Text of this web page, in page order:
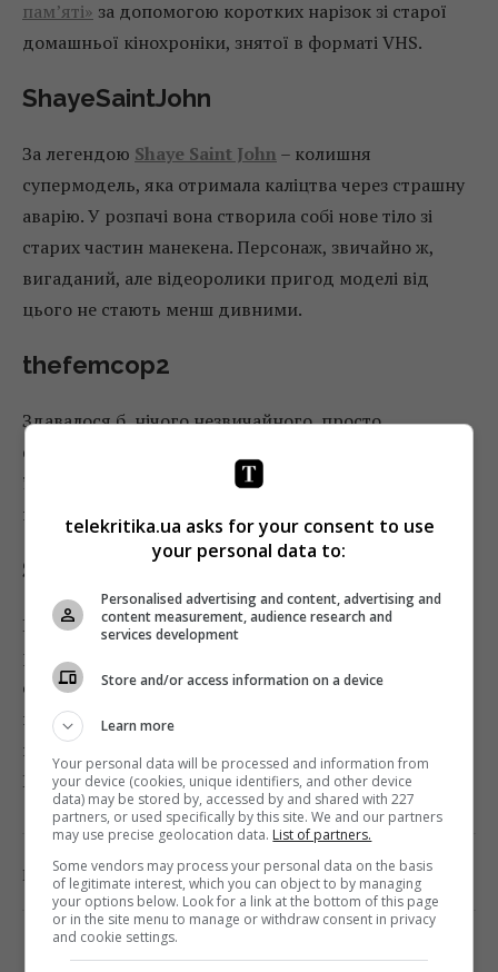
пам’яті» за допомогою коротких нарізок зі старої
домашньої кінохроніки, знятої в форматі VHS.
ShayeSaintJohn
За легендою Shaye Saint John – колишня
супермодель, яка отримала каліцтва через страшну
аварію. У розпачі вона створила собі нове тіло зі
старих частин манекена. Персонаж, звичайно ж,
вигаданий, але відеоролики пригод моделі від
цього не стають менш дивними.
thefemcop2
Здавалося б, нічого незвичайного, просто
фрагменти з різних фільмів і серіалів. Але об’єднує
їх одне – кожен епізод пов’язаний із вбивством або
нападом на жінку-поліцейського.
SurpriseToys
На десерт я залишила для васканал, присвячений
розпакуванню яєць «Кіндер-сюрприз». Звучить так
собі, поки не з’ясовуєш головне – кількість
переглядів роликів. Наприклад, у відео, яке я вам
пропоную, їх більше 792 мільйонів.
Приємного перегляду!
Поділитись: Facebook Twitter 0
telekritika.ua asks for your consent to use
your personal data to:
Personalised advertising and content, advertising and
content measurement, audience research and
services development
Store and/or access information on a device
Learn more
Your personal data will be processed and information from
your device (cookies, unique identifiers, and other device
data) may be stored by, accessed by and shared with 227
partners, or used specifically by this site. We and our partners
may use precise geolocation data. List of partners.
Some vendors may process your personal data on the basis
of legitimate interest, which you can object to by managing
your options below. Look for a link at the bottom of this page
or in the site menu to manage or withdraw consent in privacy
and cookie settings.